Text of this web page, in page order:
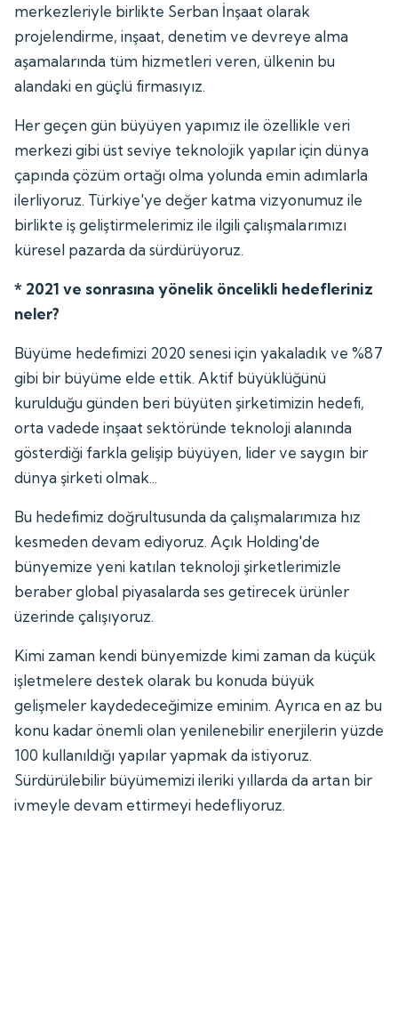
merkezleriyle birlikte Serban İnşaat olarak
projelendirme, inşaat, denetim ve devreye alma
aşamalarında tüm hizmetleri veren, ülkenin bu
alandaki en güçlü firmasıyız.
Her geçen gün büyüyen yapımız ile özellikle veri
merkezi gibi üst seviye teknolojik yapılar için dünya
çapında çözüm ortağı olma yolunda emin adımlarla
ilerliyoruz. Türkiye'ye değer katma vizyonumuz ile
birlikte iş geliştirmelerimiz ile ilgili çalışmalarımızı
küresel pazarda da sürdürüyoruz.
* 2021 ve sonrasına yönelik öncelikli hedefleriniz
neler?
Büyüme hedefimizi 2020 senesi için yakaladık ve %87
gibi bir büyüme elde ettik. Aktif büyüklüğünü
kurulduğu günden beri büyüten şirketimizin hedefi,
orta vadede inşaat sektöründe teknoloji alanında
gösterdiği farkla gelişip büyüyen, lider ve saygın bir
dünya şirketi olmak...
Bu hedefimiz doğrultusunda da çalışmalarımıza hız
kesmeden devam ediyoruz. Açık Holding'de
bünyemize yeni katılan teknoloji şirketlerimizle
beraber global piyasalarda ses getirecek ürünler
üzerinde çalışıyoruz.
Kimi zaman kendi bünyemizde kimi zaman da küçük
işletmelere destek olarak bu konuda büyük
gelişmeler kaydedeceğimize eminim. Ayrıca en az bu
konu kadar önemli olan yenilenebilir enerjilerin yüzde
100 kullanıldığı yapılar yapmak da istiyoruz.
Sürdürülebilir büyümemizi ileriki yıllarda da artan bir
ivmeyle devam ettirmeyi hedefliyoruz.